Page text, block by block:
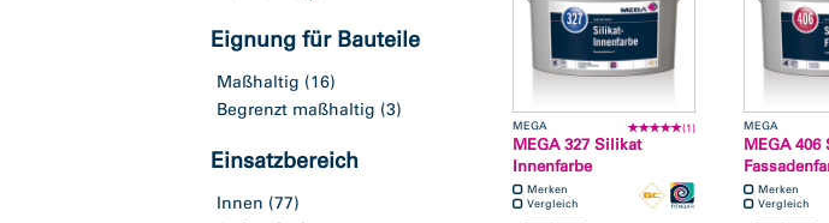
Eignung für Bauteile
Maßhaltig (16)
Begrenzt maßhaltig (3)
Einsatzbereich
Innen (77)
MEGA (1)
MEGA 327 Silikat
Innenfarbe
Merken
Vergleich
MEGA
MEGA
Merken
Vergleich